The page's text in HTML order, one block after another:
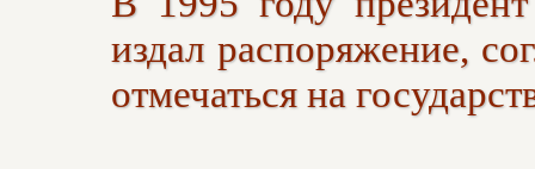
В 1995 году
издал распоряжение,
отмечаться на